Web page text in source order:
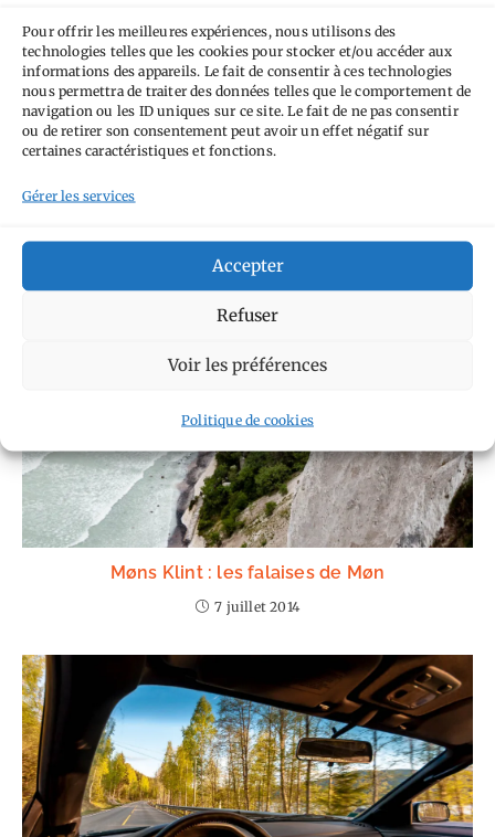
Pour offrir les meilleures expériences, nous utilisons des
technologies telles que les cookies pour stocker et/ou accéder aux
informations des appareils. Le fait de consentir à ces technologies
nous permettra de traiter des données telles que le comportement de
navigation ou les ID uniques sur ce site. Le fait de ne pas consentir
ou de retirer son consentement peut avoir un effet négatif sur
certaines caractéristiques et fonctions.
Gérer les services
Accepter
Refuser
Voir les préférences
Politique de cookies
autour de l’autoroute allemande
18 juillet 2014
Møns Klint : les falaises de Møn
7 juillet 2014